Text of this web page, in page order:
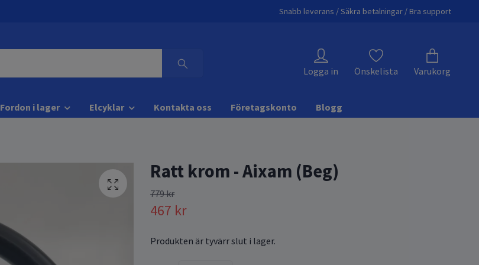
Snabb leverans / Säkra betalningar / Bra support
Logga in Önskelista Varukorg
Fordon i lager Elcyklar Kontakta oss Företagskonto Blogg
Ratt krom - Aixam (Beg)
779 kr
467 kr
Produkten är tyvärr slut i lager.